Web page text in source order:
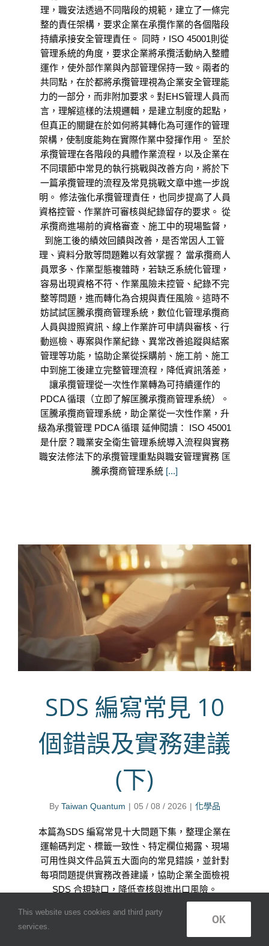
理，職安法透過不同階段的規範，建立了一條完
整的責任架構，要求企業在承攬作業的各個階段
持續承接安全管理責任。 同時，ISO 45001則從
管理系統的角度，要求企業將承攬活動納入整體
運作，使外部作業與內部管理保持一致。兩者的
共同點，在於都將承攬管理視為企業安全管理能
力的一部分，而非附加要求。對EHS管理人員而
言，理解這樣的法規邏輯，是建立制度的起點，
但真正的關鍵在於如何將其轉化為可運作的管理
架構，使制度能夠在實際作業中發揮作用。 至於
承攬管理在各階段的具體作業流程，以及企業在
不同環節中常見的執行挑戰與改善方向，將於下
一篇承攬管理的流程及常見挑戰文章中進一步說
明。 修法強化承攬管理責任，也同步提高了人員
資格控管、作業許可審核與紀錄留存的要求。 從
承攬商進場前的資格審查、施工中的現場監督，
到施工後的績效回饋與改善，是否常因人工管
理、資料分散等問題難以有效掌握？ 當承攬商人
員眾多、作業型態複雜時，若缺乏系統化管理，
容易出現資格不符、作業風險未控管、紀錄不完
整等問題，進而轉化為合規與責任風險。這時不
妨試試匡騰承攬商管理系統，數位化管理承攬商
人員與證照資訊、線上作業許可申請與審核、行
動巡檢、專案與作業紀錄、異常改善追蹤與結案
管理等功能，協助企業從採購前、施工前、施工
中到施工後建立完整管理流程，降低資訊落差，
讓承攬管理從一次性作業轉為可持續運作的
PDCA 循環（立即了解匡騰承攬商管理系統）。
匡騰承攬商管理系統，助企業從一次性作業，升
級為承攬管理 PDCA 循環 延伸閱讀： ISO 45001
是什麼？職業安全衛生管理系統導入流程與實務
職安法修法下的承攬管理重點與職安管理實務 匡
騰承攬商管理系統 [...]
SDS 編寫常見 10
個錯誤及實務建議
(下)
By Taiwan Quantum | 05 / 08 / 2026 | 化學品
本篇為SDS 編寫常見十大問題下集，整理企業在
運輸碼判定、標籤一致性、特定欄位揭露、現場
可用性與文件品質五大面向的常見錯誤，並針對
每項問題提供實務改善建議，協助企業全面檢視
SDS 合規缺口，降低查核與進出口風險。
This website uses cookies and third party
services.
OK